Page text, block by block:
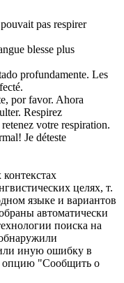
pas respirer
blesse plus
profundamente. Les
, por favor. Ahora
Respirez
votre respiration.
Je déteste
целях, т.
языке и вариантов
автоматически
поиска на
иную ошибку в
опцию "Сообщить о